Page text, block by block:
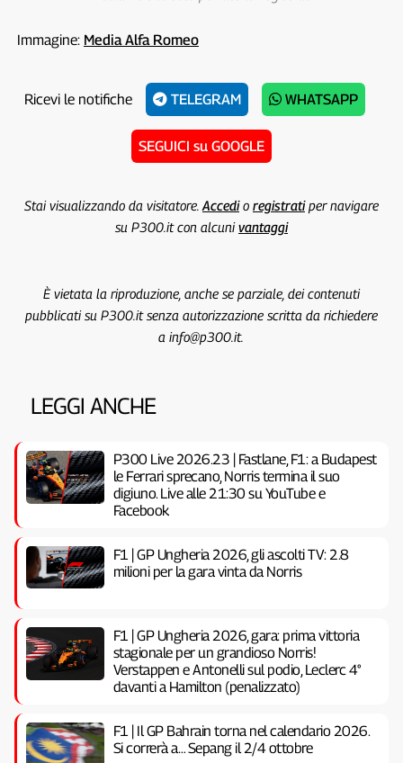
Immagine: Media Alfa Romeo
Ricevi le notifiche TELEGRAM WHATSAPP
SEGUICI su GOOGLE
Stai visualizzando da visitatore. Accedio registratiper navigare
su P300.it con alcunivantaggi
È vietata la riproduzione, anche se parziale, dei contenuti
pubblicati su P300.it senza autorizzazione scritta da richiedere
a info@p300.it.
LEGGI ANCHE
P300 Live 2026.23 | Fastlane, F1: a Budapest
le Ferrari sprecano, Norris termina il suo
digiuno. Live alle 21:30 su YouTube e
Facebook
F1 | GP Ungheria 2026, gli ascolti TV: 2.8
milioni per la gara vinta da Norris
F1 | GP Ungheria 2026, gara: prima vittoria
stagionale per un grandioso Norris!
Verstappen e Antonelli sul podio, Leclerc 4°
davanti a Hamilton (penalizzato)
F1 | Il GP Bahrain torna nel calendario 2026.
Si correrà a… Sepang il 2/4 ottobre